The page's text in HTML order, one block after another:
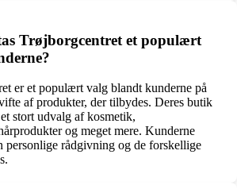
Trøjborgcentret et populært
er et populært valg blandt kunderne på
af produkter, der tilbydes. Deres butik
stort udvalg af kosmetik,
og meget mere. Kunderne
personlige rådgivning og de forskellige